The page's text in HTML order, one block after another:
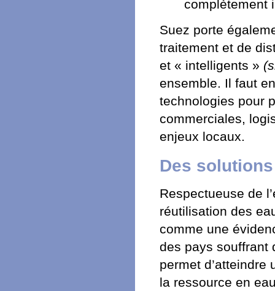
complètement
Suez porte
traitement et de
et « intelligents »
ensemble. Il faut
technologies pour
commerciales,
enjeux locaux.
Des
Respectueuse de
réutilisation des
comme une
des pays souffrant
permet d’atteindre
la ressource en